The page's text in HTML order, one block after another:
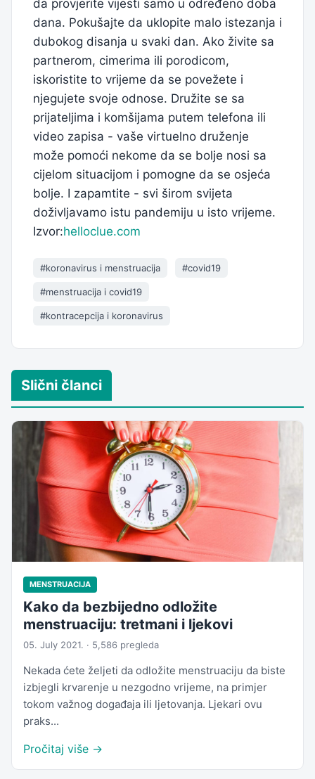
da provjerite vijesti samo u određeno doba
dana. Pokušajte da uklopite malo istezanja i
dubokog disanja u svaki dan. Ako živite sa
partnerom, cimerima ili porodicom,
iskoristite to vrijeme da se povežete i
njegujete svoje odnose. Družite se sa
prijateljima i komšijama putem telefona ili
video zapisa - vaše virtuelno druženje
može pomoći nekome da se bolje nosi sa
cijelom situacijom i pomogne da se osjeća
bolje. I zapamtite - svi širom svijeta
doživljavamo istu pandemiju u isto vrijeme.
Izvor:helloclue.com
#koronavirus i menstruacija #covid19
#menstruacija i covid19
#kontracepcija i koronavirus
Slični članci
MENSTRUACIJA
Kako da bezbijedno odložite
menstruaciju: tretmani i ljekovi
05. July 2021. · 5,586 pregleda
Nekada ćete željeti da odložite menstruaciju da biste
izbjegli krvarenje u nezgodno vrijeme, na primjer
tokom važnog događaja ili ljetovanja. Ljekari ovu
praks...
Pročitaj više →